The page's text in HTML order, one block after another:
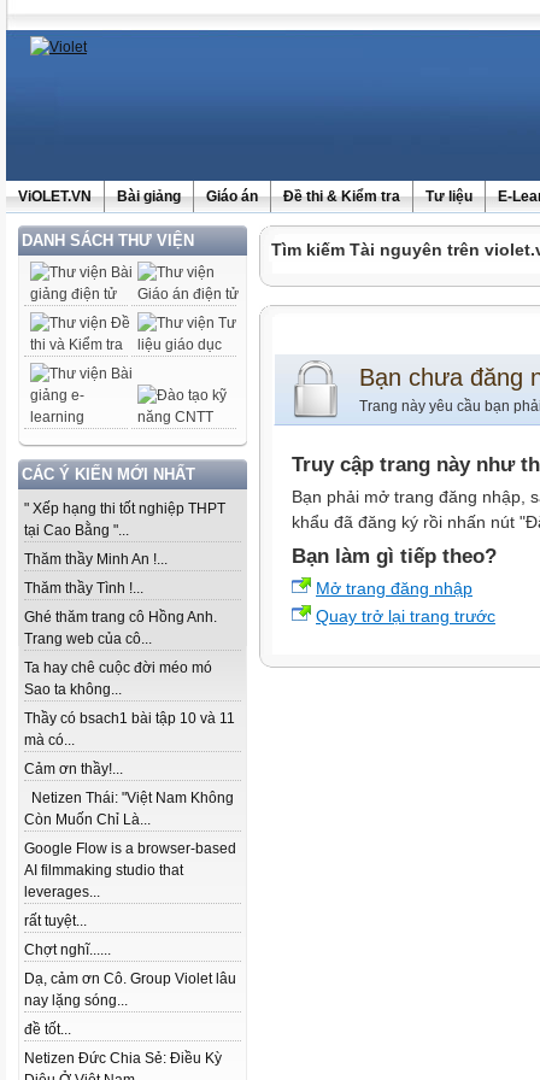
ViOLET.VN Bài giảng Giáo án Đề thi & Kiểm tra Tư liệu E-
DANH SÁCH THƯ VIỆN
CÁC Ý KIẾN MỚI NHẤT
" Xếp hạng thi tốt nghiệp THPT
tại Cao Bằng "...
Thăm thầy Minh An !...
Thăm thầy Tình !...
Ghé thăm trang cô Hồng Anh.
Trang web của cô...
Ta hay chê cuộc đời méo mó
Sao ta không...
Thầy có bsach1 bài tập 10 và 11
mà có...
Cảm ơn thầy!...
Netizen Thái: "Việt Nam Không
Còn Muốn Chỉ Là...
Google Flow is a browser-based
AI filmmaking studio that
leverages...
rất tuyệt...
Chợt nghĩ......
Dạ, cảm ơn Cô. Group Violet lâu
nay lặng sóng...
đề tốt...
Netizen Đức Chia Sẻ: Điều Kỳ
Tìm kiếm Tài nguyên trên
Bạn chưa đăng
Trang này yêu cầu bạn
Truy cập trang này như
Bạn phải mở trang đăng nhập,
khẩu đã đăng ký rồi nhấn nút
Bạn làm gì tiếp theo?
Mở trang đăng nhập
Quay trở lại trang trước